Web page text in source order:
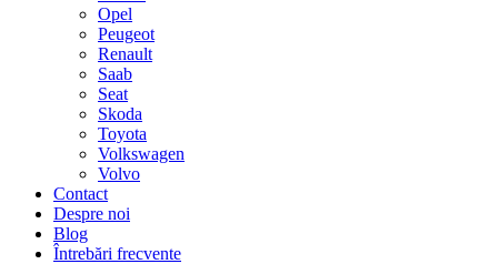
Opel
Peugeot
Renault
Saab
Seat
Skoda
Toyota
Volkswagen
Volvo
Contact
Despre noi
Blog
Întrebări frecvente